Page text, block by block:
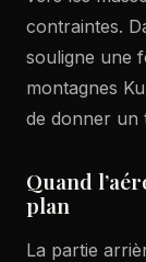
contraintes.
souligne une
montagnes
de donner un
Quand
plan
La partie